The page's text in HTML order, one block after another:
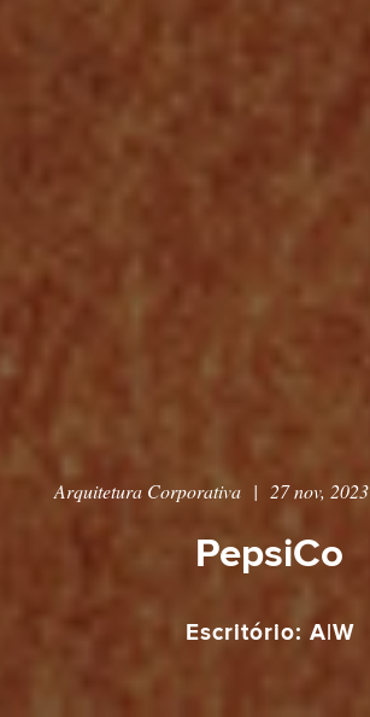
Arquitetura Corporativa| 27 nov, 2023
PepsiCo
Escritório: A|W